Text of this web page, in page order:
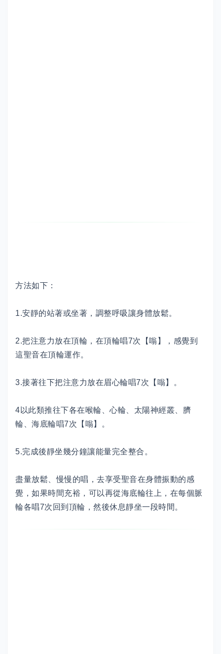
方法如下：
1.安靜的站著或坐著，調整呼吸讓身體放鬆。
2.把注意力放在頂輪，在頂輪唱7次【嗡】，感覺到
這聖音在頂輪運作。
3.接著往下把注意力放在眉心輪唱7次【嗡】。
4以此類推往下各在喉輪、心輪、太陽神經叢、臍
輪、海底輪唱7次【嗡】。
5.完成後靜坐幾分鐘讓能量完全整合。
盡量放鬆、慢慢的唱，去享受聖音在身體振動的感
覺，如果時間充裕，可以再從海底輪往上，在每個脈
輪各唱7次回到頂輪，然後休息靜坐一段時間。